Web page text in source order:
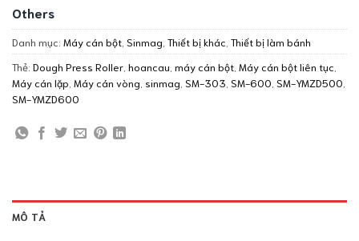
Others
Danh mục: Máy cán bột Sinmag Thiết bị khác Thiết bị làm bánh
Thẻ: Dough Press Roller hoancau máy cán bột Máy cán bột liên tục
Máy cán lặp Máy cán vòng sinmag SM-303 SM-600 SM-YMZD500
SM-YMZD600
MÔ TẢ